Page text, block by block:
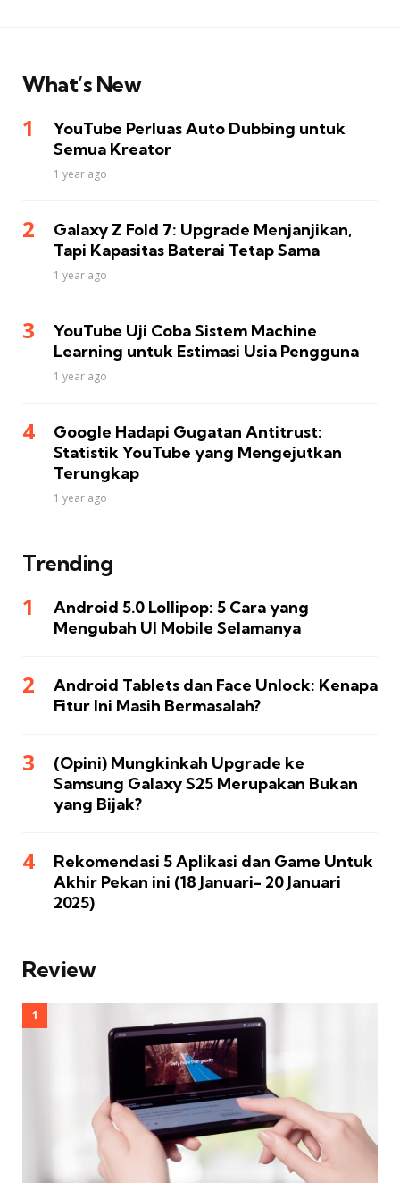
What’s New
YouTube Perluas Auto Dubbing untuk
Semua Kreator
1 year ago
Galaxy Z Fold 7: Upgrade Menjanjikan,
Tapi Kapasitas Baterai Tetap Sama
1 year ago
YouTube Uji Coba Sistem Machine
Learning untuk Estimasi Usia Pengguna
1 year ago
Google Hadapi Gugatan Antitrust:
Statistik YouTube yang Mengejutkan
Terungkap
1 year ago
Trending
Android 5.0 Lollipop: 5 Cara yang
Mengubah UI Mobile Selamanya
Android Tablets dan Face Unlock: Kenapa
Fitur Ini Masih Bermasalah?
(Opini) Mungkinkah Upgrade ke
Samsung Galaxy S25 Merupakan Bukan
yang Bijak?
Rekomendasi 5 Aplikasi dan Game Untuk
Akhir Pekan ini (18 Januari- 20 Januari
2025)
Review